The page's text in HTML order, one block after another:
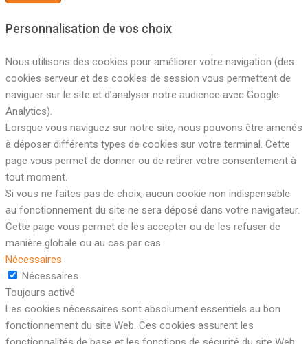
Personnalisation de vos choix
Nous utilisons des cookies pour améliorer votre navigation (des
cookies serveur et des cookies de session vous permettent de
naviguer sur le site et d’analyser notre audience avec Google
Analytics).
Lorsque vous naviguez sur notre site, nous pouvons être amenés
à déposer différents types de cookies sur votre terminal. Cette
page vous permet de donner ou de retirer votre consentement à
tout moment.
Si vous ne faites pas de choix, aucun cookie non indispensable
au fonctionnement du site ne sera déposé dans votre navigateur.
Cette page vous permet de les accepter ou de les refuser de
manière globale ou au cas par cas.
Nécessaires
Nécessaires
Toujours activé
Les cookies nécessaires sont absolument essentiels au bon
fonctionnement du site Web. Ces cookies assurent les